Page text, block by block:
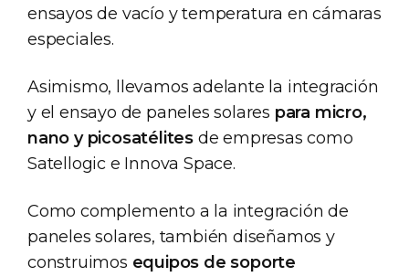
ensayos de vacío y temperatura en cámaras
especiales.
Asimismo, llevamos adelante la integración
y el ensayo de paneles solares para micro,
nano y picosatélites de empresas como
Satellogic e Innova Space.
Como complemento a la integración de
paneles solares, también diseñamos y
construimos equipos de soporte